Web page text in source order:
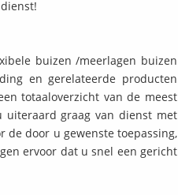
buizen /meerlagen buizen
en gerelateerde producten
totaaloverzicht van de meest
uiteraard graag van dienst met
de door u gewenste toepassing,
ervoor dat u snel een gericht